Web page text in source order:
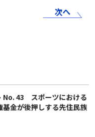
次へ
No. 43 スポーツにおける
基金が後押しする先住民族